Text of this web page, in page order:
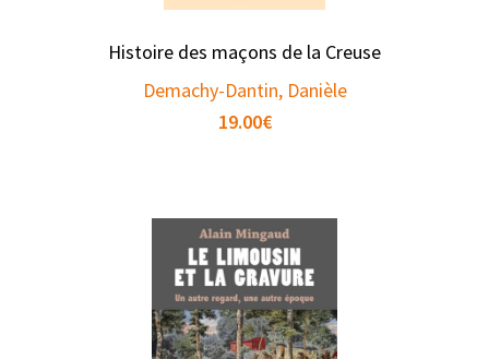
Histoire des maçons de la Creuse
Demachy-Dantin, Danièle
19.00€